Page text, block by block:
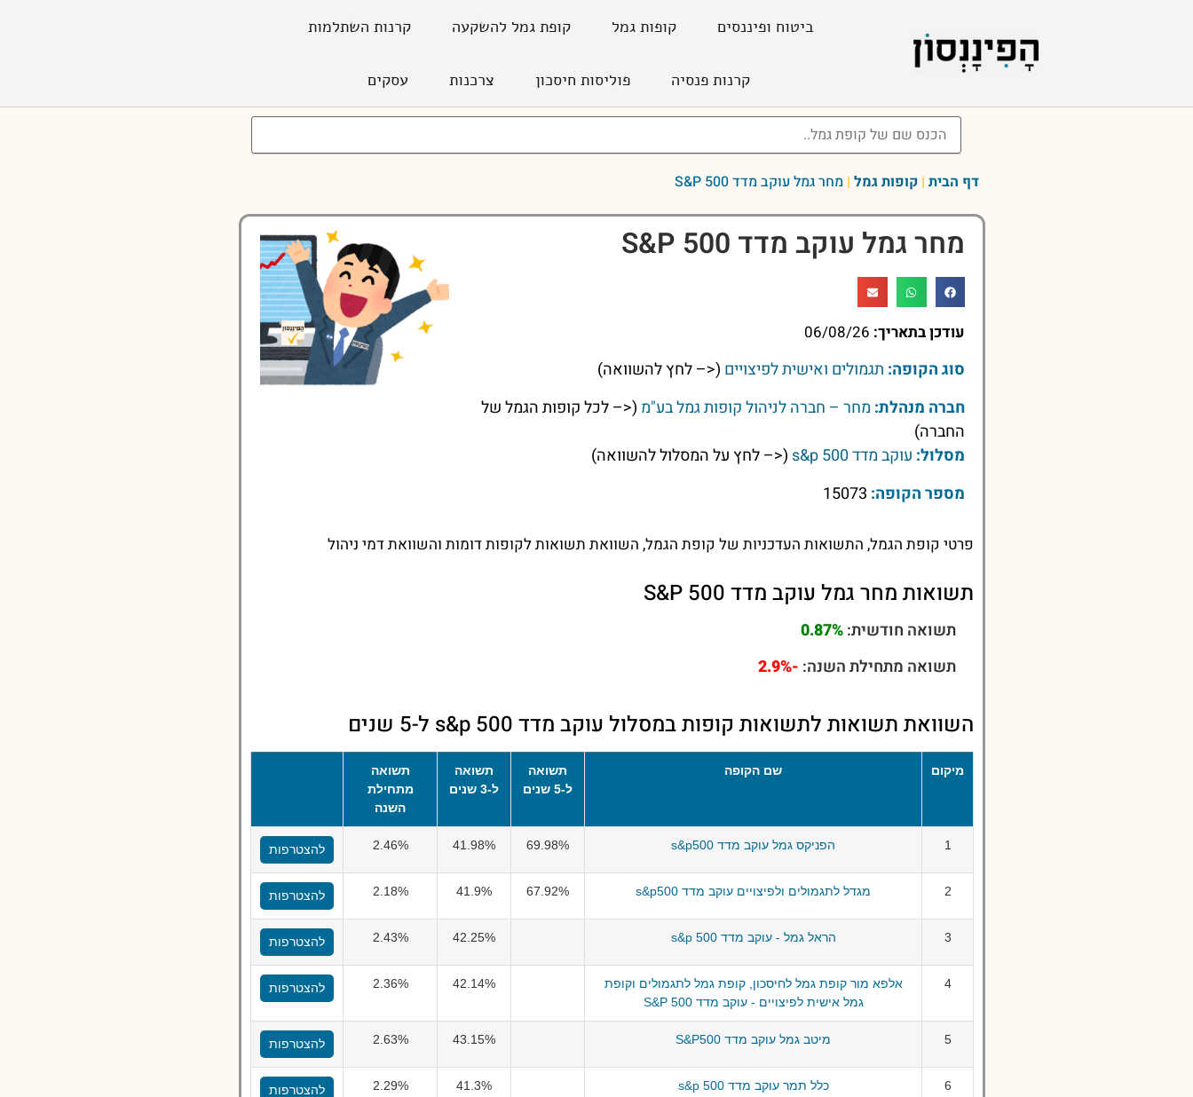
ביטוח ופיננסים קופות גמל קופת גמל להשקעה קרנות השתלמות
קרנות פנסיה פוליסות חיסכון צרכנות עסקים
דף הבית | קופות גמל | מחר גמל עוקב מדד 500 S&P
מחר גמל עוקב מדד 500 S&P
עודכן בתאריך: 06/08/26
סוג הקופה: תגמולים ואישית לפיצויים (<– לחץ להשוואה)
חברה מנהלת: מחר – חברה לניהול קופות גמל בע"מ (<– לכל קופות הגמל של
החברה)
מסלול: עוקב מדד s&p 500
(<– לחץ על המסלול להשוואה)
מספר הקופה:
פרטי קופת הגמל, התשואות העדכניות של קופת הגמל, השוואת תשואות לקופות דומות והשוואת דמי ניהול
תשואות מחר גמל עוקב מדד 500 S&P
תשואה חודשית:0.87%
תשואה מתחילת השנה: -2.9%
השוואת תשואות לתשואות קופות במסלול עוקב מדד s&p 500 ל-5 שנים
מיקום שם הקופה
תשואה
ל-5 שנים
תשואה
ל-3 שנים
תשואה
מתחילת
השנה
1 הפניקס גמל עוקב מדד s&p500 69.98%
41.98%
2.46% להצטרפות
2 מגדל לתגמולים ולפיצויים עוקב מדד s&p500 67.92%
41.9%
2.18% להצטרפות
3 הראל גמל - עוקב מדד s&p 500 42.25%
2.43% להצטרפות
4
אלפא מור קופת גמל לחיסכון, קופת גמל לתגמולים וקופת
גמל אישית לפיצויים - עוקב מדד S&P 500
42.14%
2.36% להצטרפות
5 מיטב גמל עוקב מדד S&P500 43.15%
2.63% להצטרפות
6 כלל תמר עוקב מדד s&p 500 41.3%
2.29% להצטרפות